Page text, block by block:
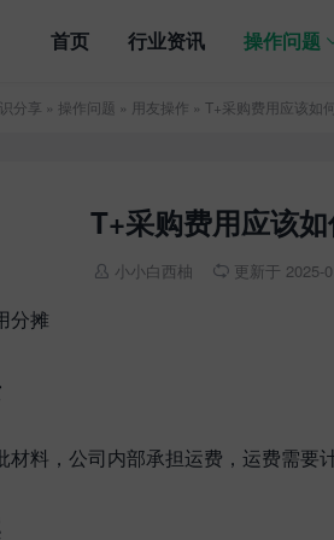
首页 行业资讯 操作问题
分享 » 操作问题 » 用友操作 » T+采购费用应该如
T+采购费用应该
 小小白西柚  更新于 2025-
分摊
材料，公司内部承担运费，运费需要